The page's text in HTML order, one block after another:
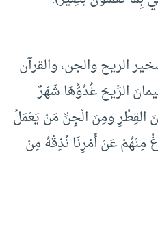
الريح والجن، والقرآن
الرِّيحَ غُدُوُّهَا شَهْرٌ
القِطْرِ ومِنَ الْجِنِّ مَنْ يَعْمَلُ
مِنْهُمْ عَنْ أَمْرِنَا نُذِقْهُ مِنْ